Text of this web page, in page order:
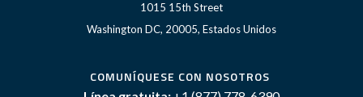
1015 15th Street
Washington DC, 20005, Estados Unidos
COMUNÍQUESE CON NOSOTROS